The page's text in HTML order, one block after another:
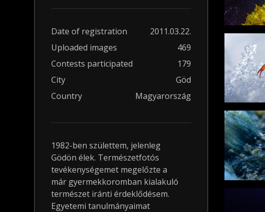
Date of registration
2011.03.22.
Uploaded images
469
Contests participated
179
City
Göd
Country
Magyarország
1982-ben születtem, jelenleg
Gödön élek. Természetfotós
tevékenységemet megelőzte a
már gyermekkoromban kialakuló
természet iránti érdeklődésem.
Egyetemi tanulmányaimat